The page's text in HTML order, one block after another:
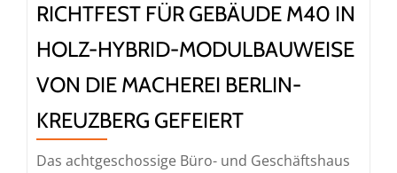
RICHTFEST FÜR GEBÄUDE M40 IN
HOLZ-HYBRID-MODULBAUWEISE
VON DIE MACHEREI BERLIN-
KREUZBERG GEFEIERT
Das achtgeschossige Büro- und Geschäftshaus